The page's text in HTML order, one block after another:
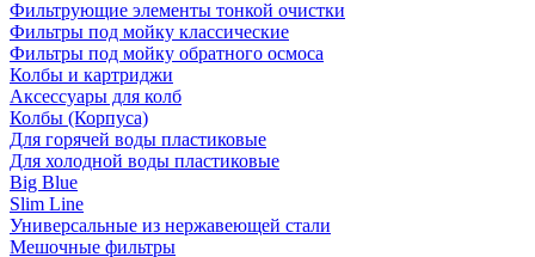
Фильтрующие элементы тонкой очистки
Фильтры под мойку классические
Фильтры под мойку обратного осмоса
Колбы и картриджи
Аксессуары для колб
Колбы (Корпуса)
Для горячей воды пластиковые
Для холодной воды пластиковые
Big Blue
Slim Line
Универсальные из нержавеющей стали
Мешочные фильтры